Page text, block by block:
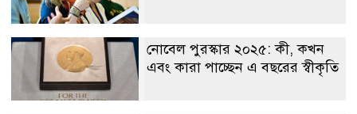
নোবেল পুরস্কার ২০২৫: কী, কখন
এবং কারা পাচ্ছেন এ বছরের স্বীকৃতি